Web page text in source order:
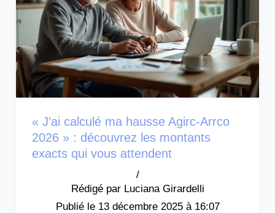
« J’ai calculé ma hausse Agirc-Arrco
2026 » : découvrez les montants
exacts qui vous attendent
Luciana Girardelli
/
13 décembre 2025 à 16:07